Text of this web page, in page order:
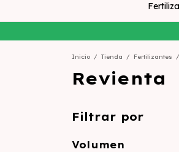
Inicio / Tienda / Fertilizantes /
Revienta
Filtrar por
Volumen